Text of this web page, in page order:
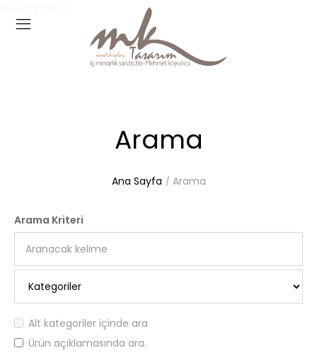
Arama
Ana Sayfa Arama
Arama Kriteri
Alt kategoriler içinde ara
Ürün açıklamasında ara.